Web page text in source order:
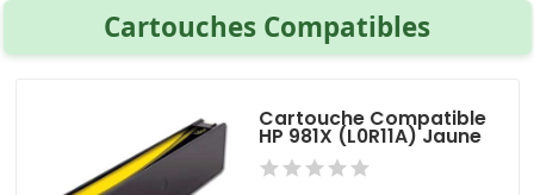
Cartouches Compatibles
Cartouche Compatible
HP 981X (L0R11A) Jaune